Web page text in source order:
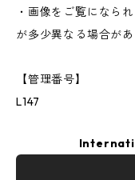
・画像をご覧になら
が多少異なる場合が
【管理番号】
L147